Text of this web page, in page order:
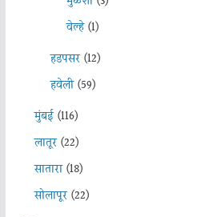
वेल्हे(1)
हडपसर(12)
हवेली(59)
मुंबई(116)
लातूर(22)
सातारा(18)
सोलापूर(22)